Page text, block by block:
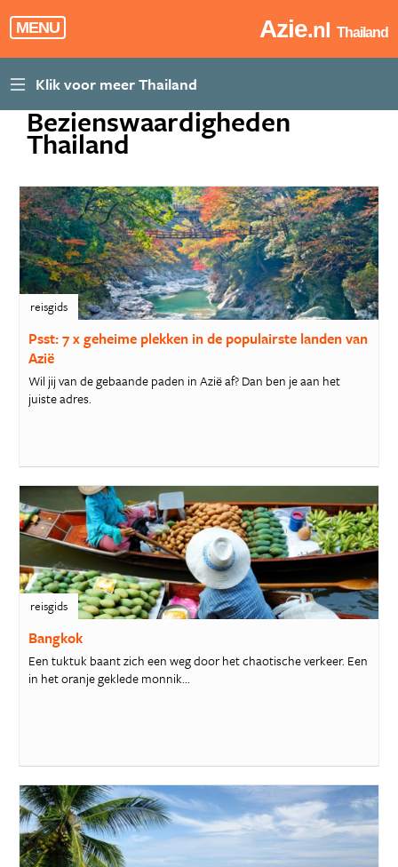
MENU Azie.nl Thailand
Bezienswaardigheden
Thailand
reisgids
Psst: 7 x geheime plekken in de populairste landen van
Azië
Wil jij van de gebaande paden in Azië af? Dan ben je aan het
juiste adres.
reisgids
Bangkok
Een tuktuk baant zich een weg door het chaotische verkeer. Een
in het oranje geklede monnik...